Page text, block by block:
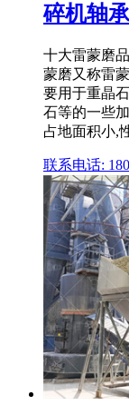
碎机轴
十大雷蒙磨
蒙磨又称雷
要用于重晶
石等的一些
占地面积小,
联系电话: